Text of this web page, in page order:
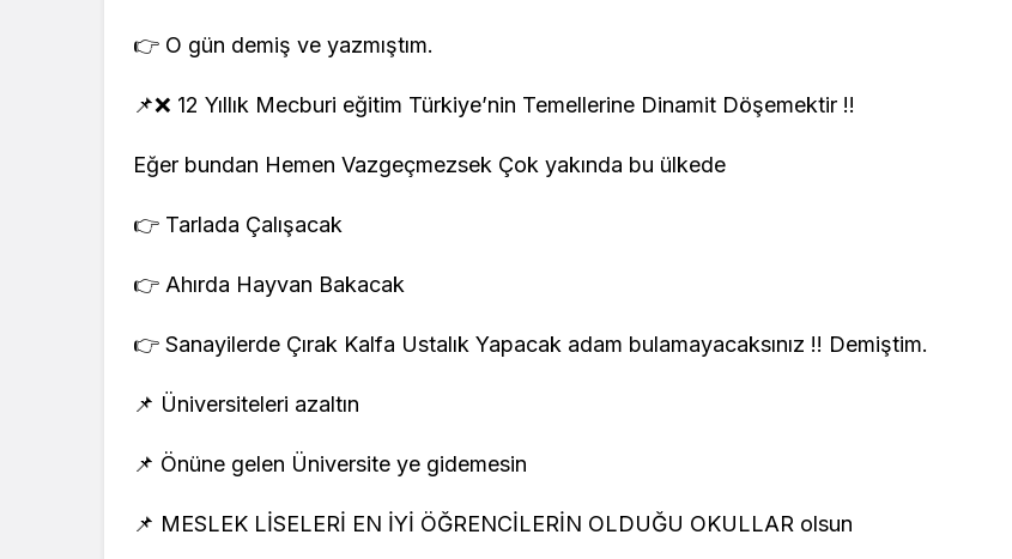
👉 O gün demiş ve yazmıştım.
📌❌ 12 Yıllık Mecburi eğitim Türkiye’nin Temellerine Dinamit Döşemektir !!
Eğer bundan Hemen Vazgeçmezsek Çok yakında bu ülkede
👉 Tarlada Çalışacak
👉 Ahırda Hayvan Bakacak
👉 Sanayilerde Çırak Kalfa Ustalık Yapacak adam bulamayacaksınız !! Demiştim.
📌 Üniversiteleri azaltın
📌 Önüne gelen Üniversite ye gidemesin
📌 MESLEK LİSELERİ EN İYİ ÖĞRENCİLERİN OLDUĞU OKULLAR olsun